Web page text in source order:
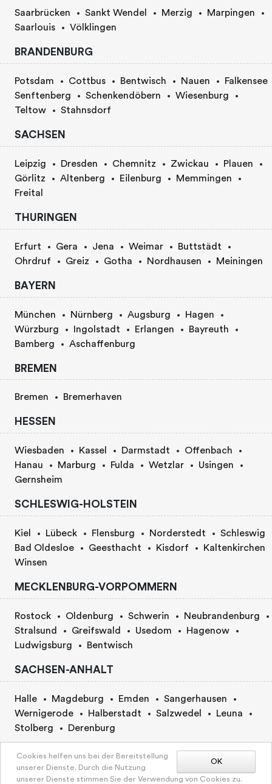
KARTE
Saarbrücken Sankt Wendel Merzig
Marpingen
Saarlouis
Völklingen
BRANDENBURG
Potsdam Cottbus Bentwisch Nauen
Falkensee
Senftenberg
Schenkendöbern
Wiesenburg
Teltow
Stahnsdorf
SACHSEN
Leipzig Dresden Chemnitz Zwickau
Plauen
Görlitz
Altenberg Eilenburg
Memmingen
Freital
THURINGEN
Erfurt Gera Jena Weimar
Buttstädt
Ohrdruf
Greiz Gotha Nordhausen Meiningen
BAYERN
München Nürnberg Augsburg
Hagen
Würzburg
Ingolstadt Erlangen
Bayreuth
Bamberg
Aschaffenburg
BREMEN
Bremen Bremerhaven
HESSEN
Wiesbaden Kassel Darmstadt
Offenbach
Hanau
Marburg Fulda Wetzlar
Usingen
Gernsheim
SCHLESWIG-HOLSTEIN
Kiel Lübeck Flensburg Norderstedt
Schleswig
Bad Oldesloe
Geesthacht Kisdorf
Kaltenkirchen
Winsen
MECKLENBURG-VORPOMMERN
Rostock Oldenburg Schwerin
Neubrandenburg
Stralsund
Greifswald Usedom
Hagenow
Ludwigsburg
Bentwisch
SACHSEN-ANHALT
Halle Magdeburg Emden
Sangerhausen
Wernigerode
Halberstadt Salzwedel
Leuna
Stolberg
Derenburg
BERLIN
Berlin
OK
Cookies helfen uns bei der Bereitstellung
unserer Dienste. Durch die Nutzung
unserer Dienste stimmen Sie der Verwendung von Cookies zu.